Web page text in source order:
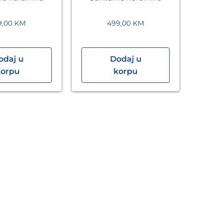
KM
u
499,00 KM
Dodaj u
korpu